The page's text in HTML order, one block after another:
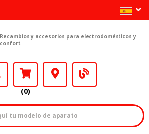
Recambios y accesorios para electrodomésticos y
confort
(0)